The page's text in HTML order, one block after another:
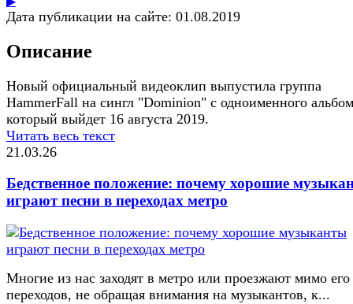
Дата публикации на сайте: 01.08.2019
Описание
Новый официальный видеоклип выпустила группа
HammerFall на сингл "Dominion" с одноименного
который выйдет 16 августа 2019.
Читать весь текст
21.03.26
Бедственное положение: почему хорошие
играют песни в переходах метро
Многие из нас заходят в метро или проезжают мимо его
переходов, не обращая внимания на музыкантов, к...